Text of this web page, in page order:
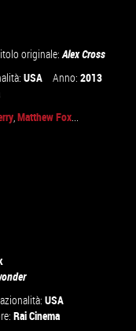
originale:Alex Cross
USA Anno:2013
,Matthew Fox...
USA
Rai Cinema